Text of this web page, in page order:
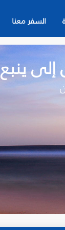
السفر معنا
إلى ينبع